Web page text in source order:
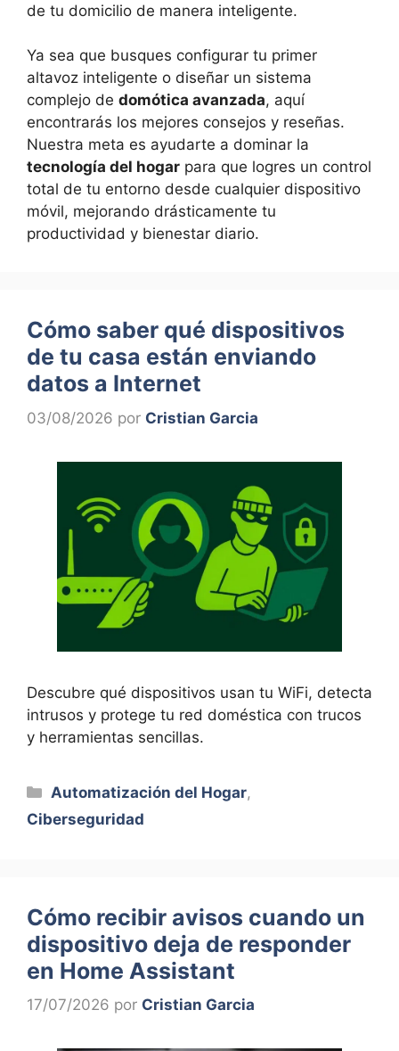
de tu domicilio de manera inteligente.
Ya sea que busques configurar tu primer
altavoz inteligente o diseñar un sistema
complejo de domótica avanzada, aquí
encontrarás los mejores consejos y reseñas.
Nuestra meta es ayudarte a dominar la
tecnología del hogar para que logres un control
total de tu entorno desde cualquier dispositivo
móvil, mejorando drásticamente tu
productividad y bienestar diario.
Cómo saber qué dispositivos
de tu casa están enviando
datos a Internet
03/08/2026 por Cristian Garcia
Descubre qué dispositivos usan tu WiFi, detecta
intrusos y protege tu red doméstica con trucos
y herramientas sencillas.
Categorías
Automatización del Hogar,
Ciberseguridad
Cómo recibir avisos cuando un
dispositivo deja de responder
en Home Assistant
17/07/2026 por Cristian Garcia